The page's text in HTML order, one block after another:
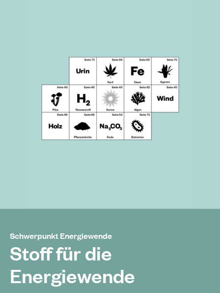
Schwerpunkt Energiewende
Stoff für die
Energiewende